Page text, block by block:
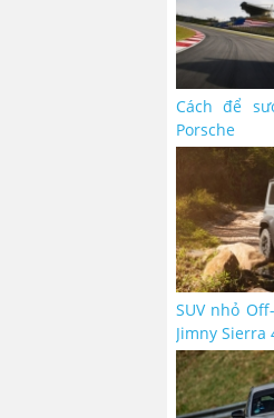
Cách để
Porsche
SUV nhỏ
Jimny Sierra